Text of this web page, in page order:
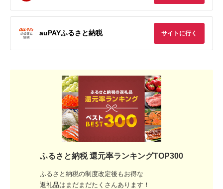
auPAYふるさと納税 サイトに行く
ふるさと納税 還元率ランキングTOP300
ふるさと納税の制度改定後もお得な
返礼品はまだまだたくさんあります！